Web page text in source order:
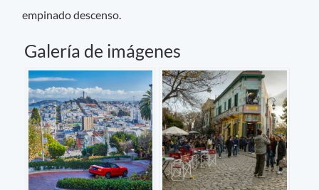
empinado descenso.
Galería de imágenes